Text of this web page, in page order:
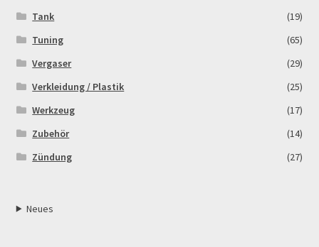
Tank
(19)
Tuning
(65)
Vergaser
(29)
Verkleidung / Plastik
(25)
Werkzeug
(17)
Zubehör
(14)
Zündung
(27)
Neues